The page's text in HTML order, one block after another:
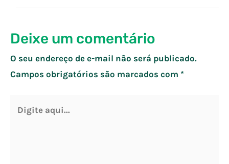
Deixe um comentário
O seu endereço de e-mail não será publicado.
Campos obrigatórios são marcados com *
aqui...